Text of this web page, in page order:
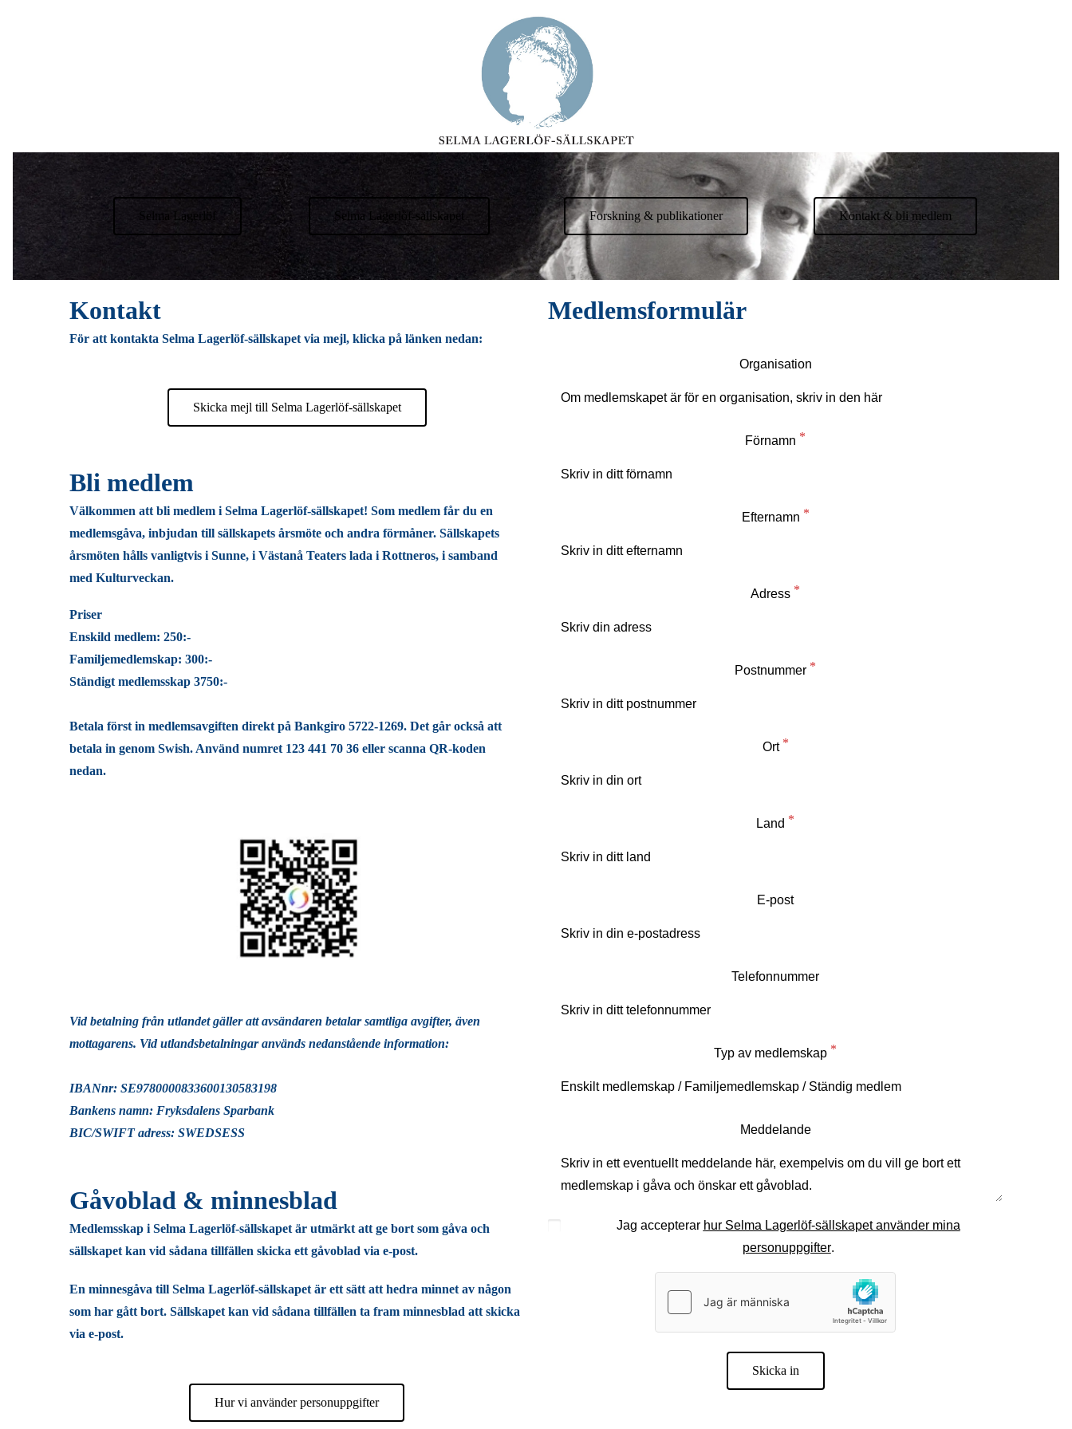
Selma Lagerlöf Selma Lagerlöf-sällskapet Forskning & publikationer Kontakt & bli medlem
Kontakt
För att kontakta Selma Lagerlöf-sällskapet via mejl, klicka på länken nedan:
Skicka mejl till Selma Lagerlöf-sällskapet
Bli medlem
Välkommen att bli medlem i Selma Lagerlöf-sällskapet! Som medlem får du en
medlemsgåva, inbjudan till sällskapets årsmöte och andra förmåner. Sällskapets
årsmöten hålls vanligtvis i Sunne, i Västanå Teaters lada i Rottneros, i samband
med Kulturveckan.
Priser
Enskild medlem: 250:-
Familjemedlemskap: 300:-
Ständigt medlemsskap 3750:-
Betala först in medlemsavgiften direkt på Bankgiro 5722-1269. Det går också att
betala in genom Swish. Använd numret 123 441 70 36 eller scanna QR-koden
nedan.
Vid betalning från utlandet gäller att avsändaren betalar samtliga avgifter, även
mottagarens. Vid utlandsbetalningar används nedanstående information:
IBANnr: SE9780000833600130583198
Bankens namn: Fryksdalens Sparbank
BIC/SWIFT adress: SWEDSESS
Gåvoblad & minnesblad
Medlemsskap i Selma Lagerlöf-sällskapet är utmärkt att ge bort som gåva och
sällskapet kan vid sådana tillfällen skicka ett gåvoblad via e-post.
En minnesgåva till Selma Lagerlöf-sällskapet är ett sätt att hedra minnet av någon
som har gått bort. Sällskapet kan vid sådana tillfällen ta fram minnesblad att skicka
via e-post.
Hur vi använder personuppgifter
Medlemsformulär
Organisation
Förnamn
Efternamn
Adress
Postnummer
Ort
Land
E-post
Telefonnummer
Typ av medlemskap
Meddelande
Jag accepterar hur Selma Lagerlöf-sällskapet använder mina
personuppgifter.
Skicka in